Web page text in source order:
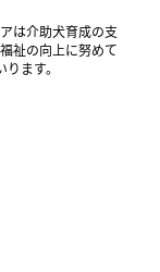
は介助犬育成の支
祉の向上に努めて
ります。